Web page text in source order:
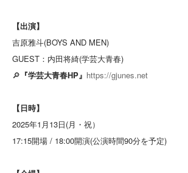
【出演】
吉原雅斗(BOYS AND MEN)
GUEST：内田将綺(学芸大青春)
🔎 『学芸大青春HP』 https://gjunes.net
【日時】
2025年1月13日(月・祝）
17:15開場 / 18:00開演(公演時間90分を予定)